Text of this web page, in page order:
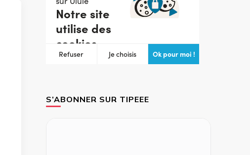
S’ABONNER SUR TIPEEE